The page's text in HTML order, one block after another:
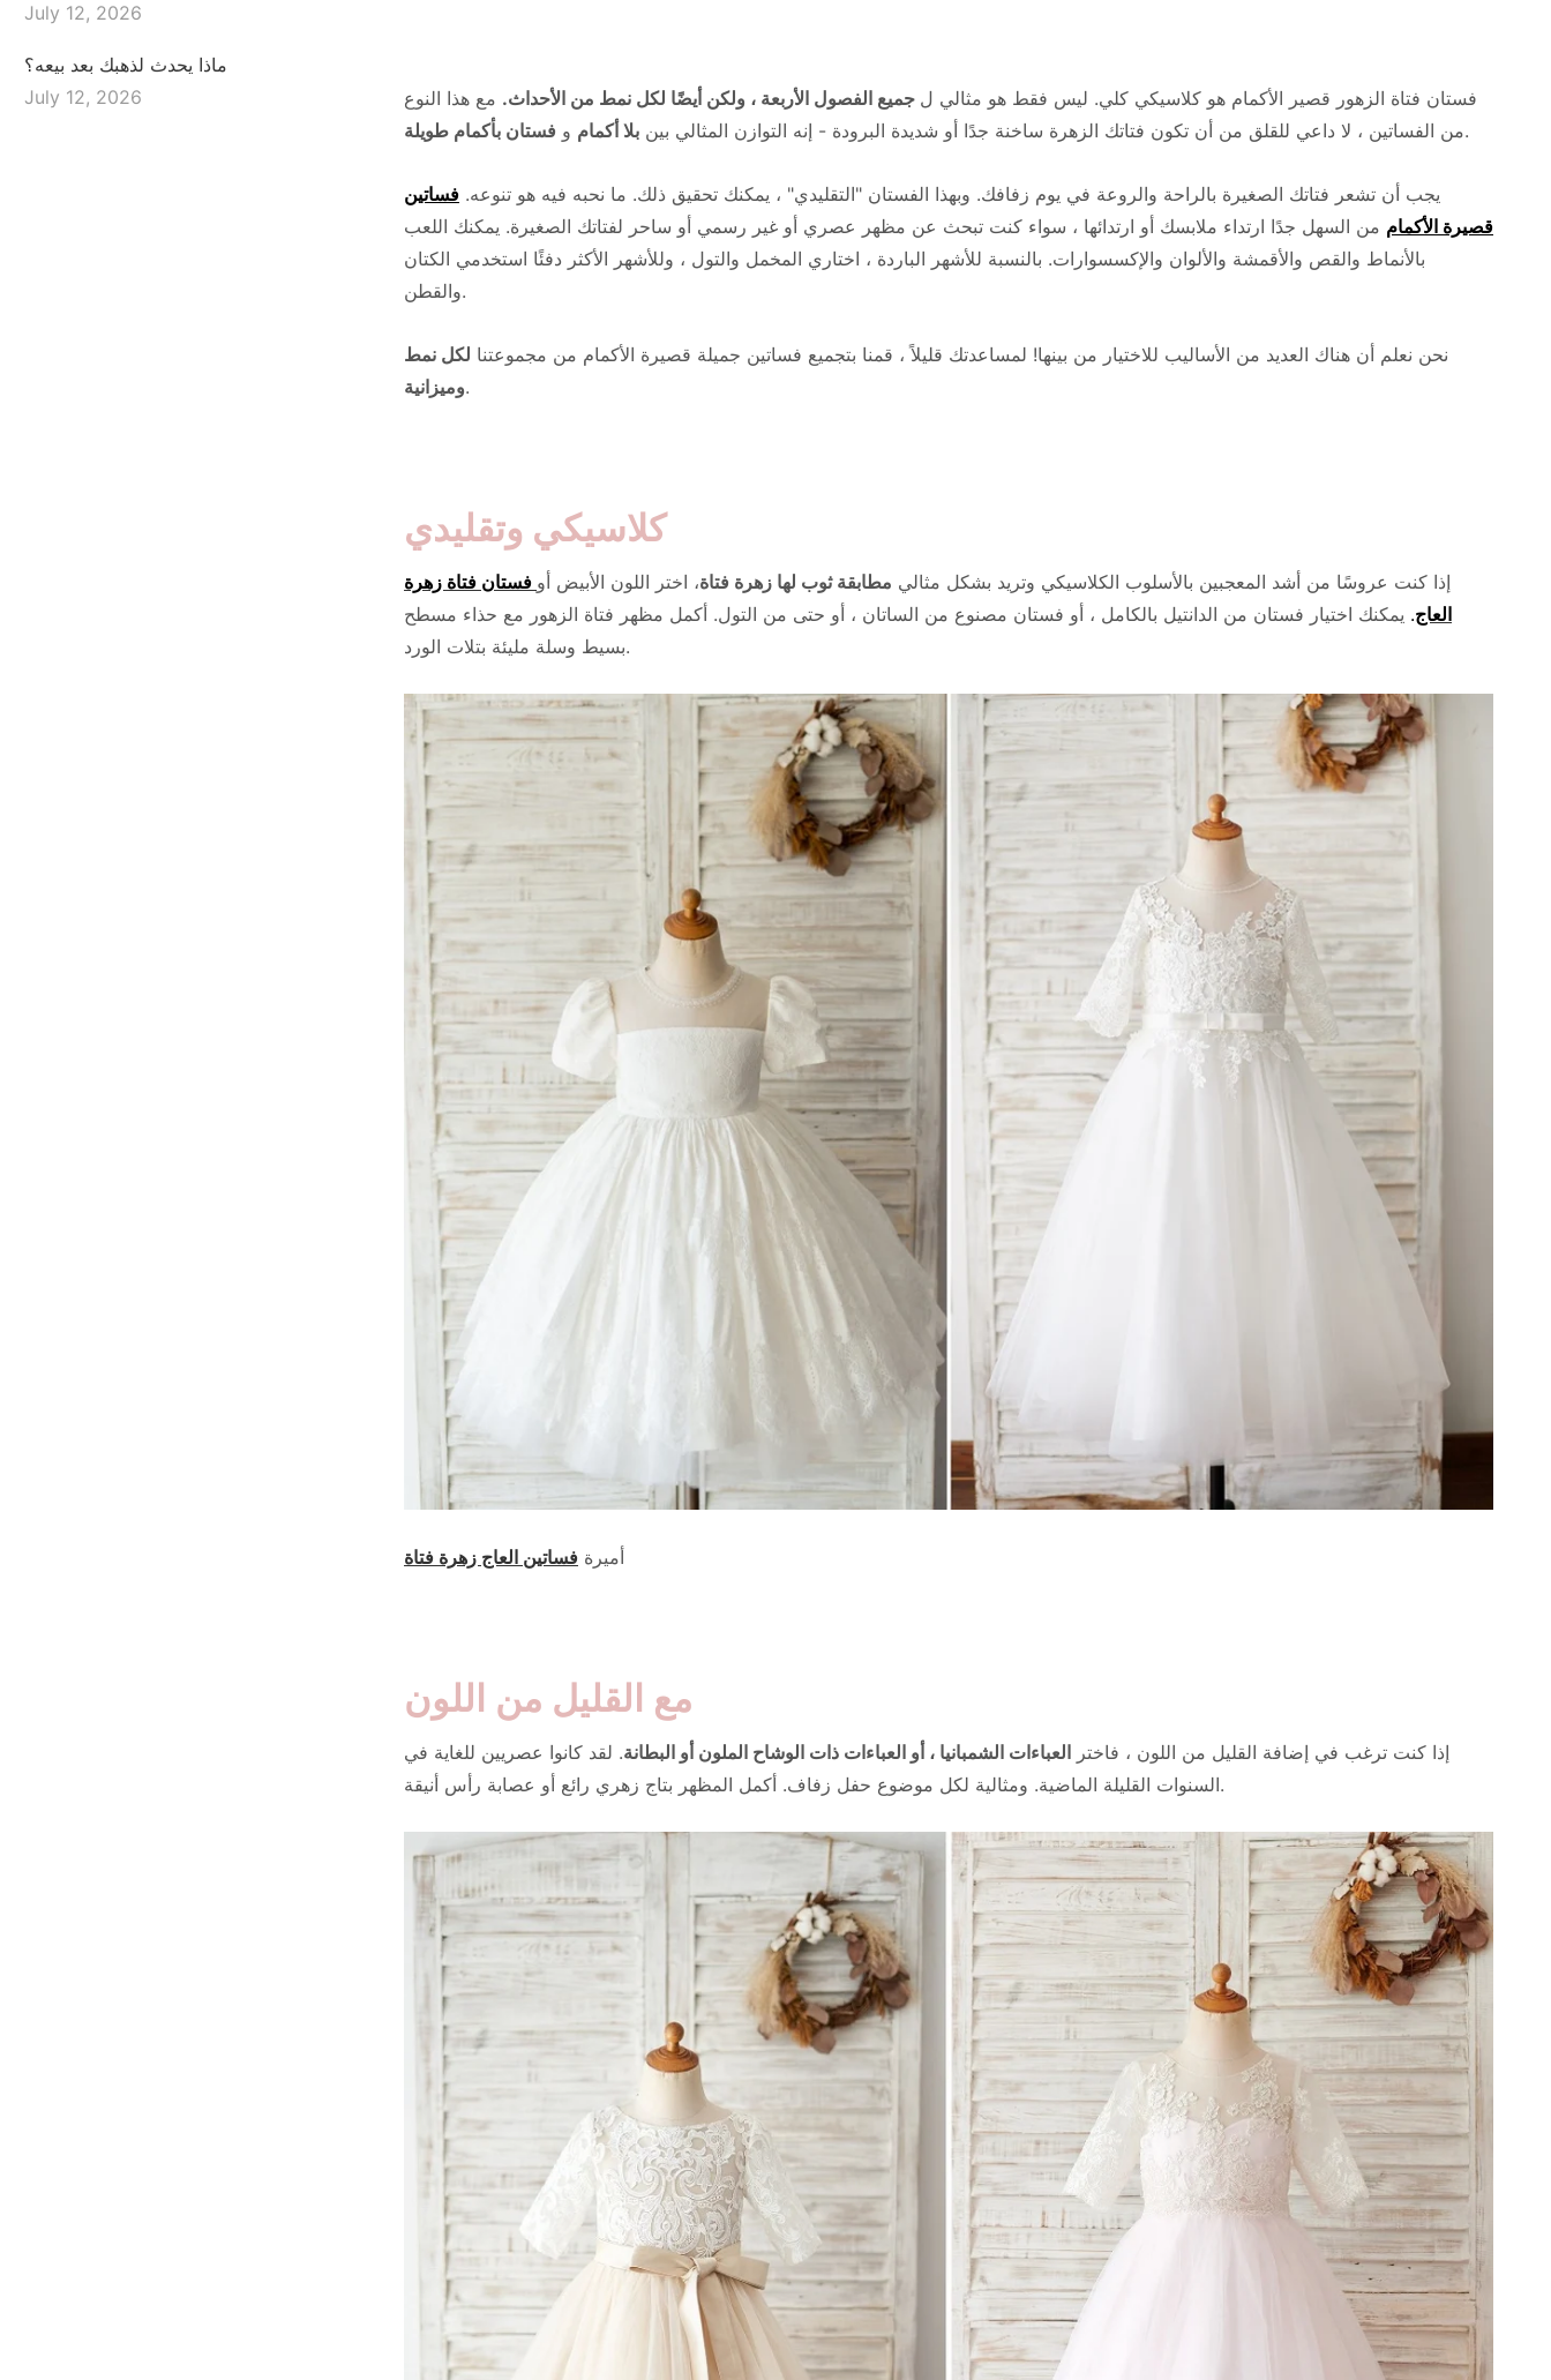
July 12, 2026
ماذا يحدث لذهبك بعد بيعه؟
July 12, 2026
فستان فتاة الزهور قصير الأكمام هو كلاسيكي كلي. ليس فقط هو مثالي ل جميع الفصول الأربعة ، ولكن أيضًا لكل نمط من الأحداث. مع هذا النوع
من الفساتين ، لا داعي للقلق من أن تكون فتاتك الزهرة ساخنة جدًا أو شديدة البرودة - إنه التوازن المثالي بين بلا أكمام و فستان بأكمام طويلة .
يجب أن تشعر فتاتك الصغيرة بالراحة والروعة في يوم زفافك. وبهذا الفستان "التقليدي" ، يمكنك تحقيق ذلك. ما نحبه فيه هو تنوعه. فساتين
قصيرة الأكمام من السهل جدًا ارتداء ملابسك أو ارتدائها ، سواء كنت تبحث عن مظهر عصري أو غير رسمي أو ساحر لفتاتك الصغيرة. يمكنك اللعب
بالأنماط والقص والأقمشة والألوان والإكسسوارات. بالنسبة للأشهر الباردة ، اختاري المخمل والتول ، وللأشهر الأكثر دفئًا استخدمي الكتان
والقطن.
نحن نعلم أن هناك العديد من الأساليب للاختيار من بينها! لمساعدتك قليلاً ، قمنا بتجميع فساتين جميلة قصيرة الأكمام من مجموعتنا لكل نمط
وميزانية.
كلاسيكي وتقليدي
إذا كنت عروسًا من أشد المعجبين بالأسلوب الكلاسيكي وتريد بشكل مثالي مطابقة ثوب لها زهرة فتاة، اختر اللون الأبيض أو فستان فتاة زهرة
العاج. يمكنك اختيار فستان من الدانتيل بالكامل ، أو فستان مصنوع من الساتان ، أو حتى من التول. أكمل مظهر فتاة الزهور مع حذاء مسطح
بسيط وسلة مليئة بتلات الورد.
أميرة فساتين العاج زهرة فتاة
مع القليل من اللون
إذا كنت ترغب في إضافة القليل من اللون ، فاختر العباءات الشمبانيا ، أو العباءات ذات الوشاح الملون أو البطانة. لقد كانوا عصريين للغاية في
السنوات القليلة الماضية. ومثالية لكل موضوع حفل زفاف. أكمل المظهر بتاج زهري رائع أو عصابة رأس أنيقة.